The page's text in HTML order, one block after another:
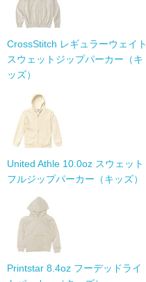
CrossStitch レギュラーウェイト
スウェットジップパーカー（キ
ッズ）
United Athle 10.0oz スウェット
フルジップパーカー（キッズ）
Printstar 8.4oz フーデッドライ